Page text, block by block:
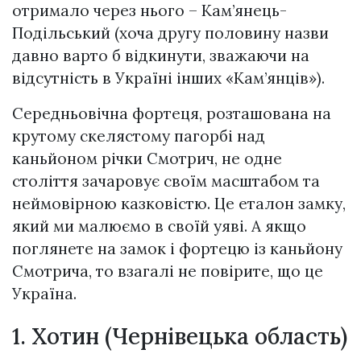
отримало через нього – Кам’янець-
Подільський (хоча другу половину назви
давно варто б відкинути, зважаючи на
відсутність в Україні інших «Кам’янців»).
Середньовічна фортеця, розташована на
крутому скелястому пагорбі над
каньйоном річки Смотрич, не одне
століття зачаровує своїм масштабом та
неймовірною казковістю. Це еталон замку,
який ми малюємо в своїй уяві. А якщо
поглянете на замок і фортецю із каньйону
Смотрича, то взагалі не повірите, що це
Україна.
1. Хотин (Чернівецька область)